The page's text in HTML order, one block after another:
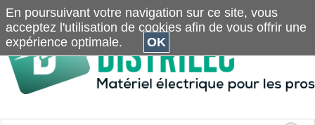
En poursuivant votre navigation sur ce site, vous
acceptez l'utilisation de cookies afin de vous offrir une
expérience optimale.
OK